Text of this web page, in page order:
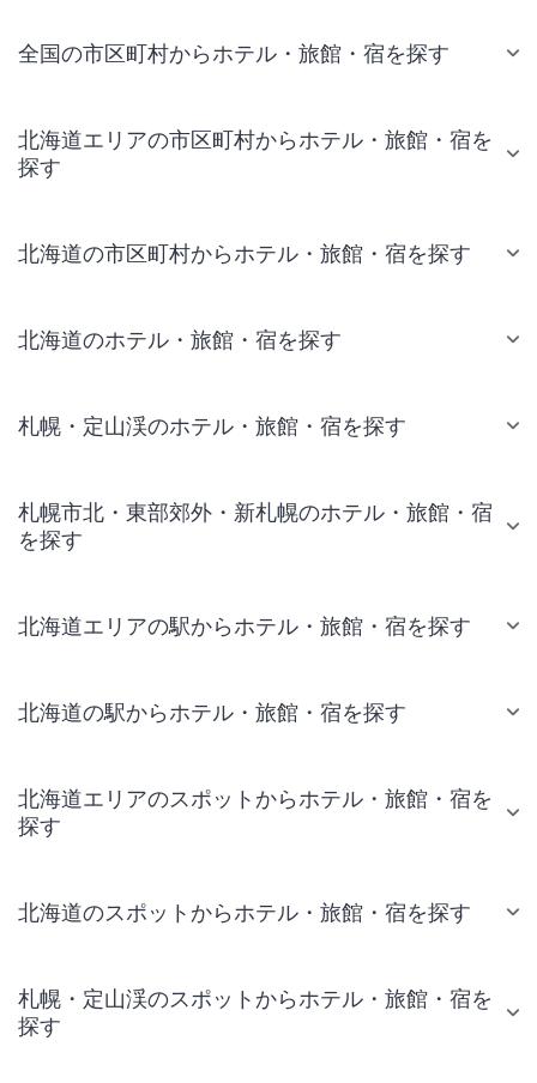
全国の市区町村からホテル・旅館・宿を探す
北海道エリアの市区町村からホテル・旅館・宿を
探す
北海道の市区町村からホテル・旅館・宿を探す
北海道のホテル・旅館・宿を探す
札幌・定山渓のホテル・旅館・宿を探す
札幌市北・東部郊外・新札幌のホテル・旅館・宿
を探す
北海道エリアの駅からホテル・旅館・宿を探す
北海道の駅からホテル・旅館・宿を探す
北海道エリアのスポットからホテル・旅館・宿を
探す
北海道のスポットからホテル・旅館・宿を探す
札幌・定山渓のスポットからホテル・旅館・宿を
探す